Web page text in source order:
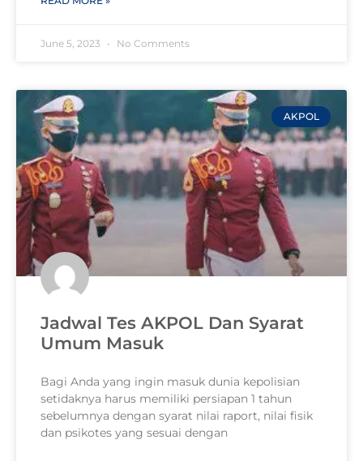
June 5, 2023 No Comments
AKPOL
Jadwal Tes AKPOL Dan Syarat
Umum Masuk
Bagi Anda yang ingin masuk dunia kepolisian
setidaknya harus memiliki persiapan 1 tahun
sebelumnya dengan syarat nilai raport, nilai fisik
dan psikotes yang sesuai dengan